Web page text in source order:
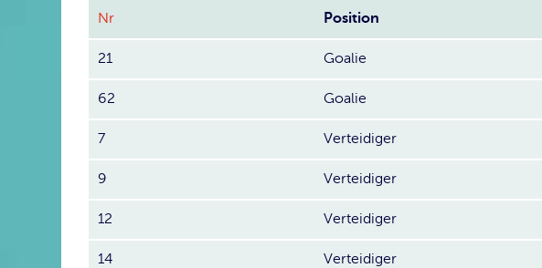
Nr Position
21 Goalie
62 Goalie
7 Verteidiger
9 Verteidiger
12 Verteidiger
14 Verteidiger